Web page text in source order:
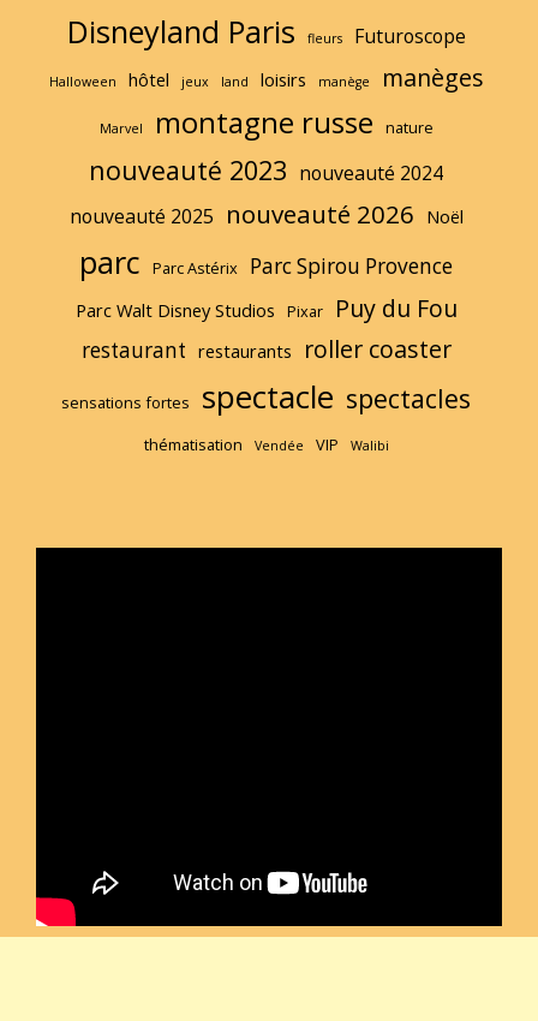
Disneyland Paris fleurs Futuroscope
Halloween hôtel jeux land loisirs manège manèges
Marvel montagne russe nature
nouveauté 2023 nouveauté 2024
nouveauté 2025 nouveauté 2026 Noël
parc Parc Astérix Parc Spirou Provence
Parc Walt Disney Studios Pixar Puy du Fou
restaurant restaurants roller coaster
sensations fortes spectacle spectacles
thématisation Vendée VIP Walibi